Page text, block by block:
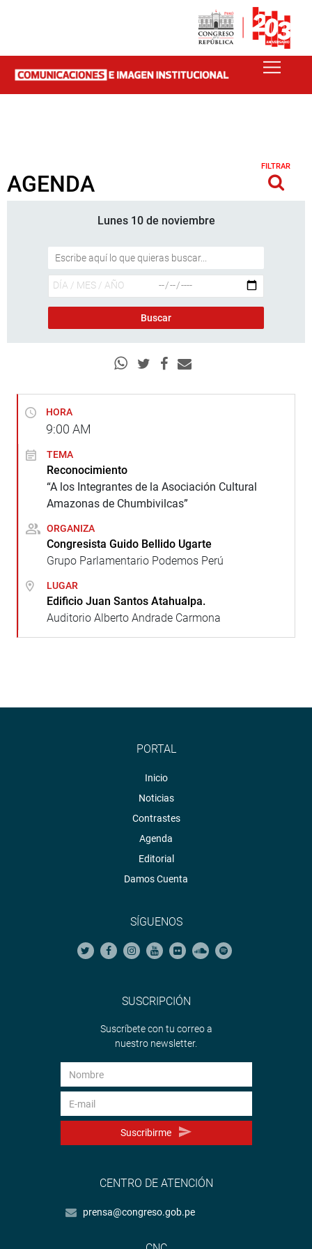
AGENDA
FILTRAR
Lunes 10 de noviembre
HORA
9:00 AM
TEMA
Reconocimiento
“A los Integrantes de la Asociación Cultural
Amazonas de Chumbivilcas”
ORGANIZA
Congresista Guido Bellido Ugarte
Grupo Parlamentario Podemos Perú
LUGAR
Edificio Juan Santos Atahualpa.
Auditorio Alberto Andrade Carmona
PORTAL
Inicio
Noticias
Contrastes
Agenda
Editorial
Damos Cuenta
SÍGUENOS
SUSCRIPCIÓN
Suscríbete con tu correo a
nuestro newsletter.
Suscribirme
CENTRO DE ATENCIÓN
prensa@congreso.gob.pe